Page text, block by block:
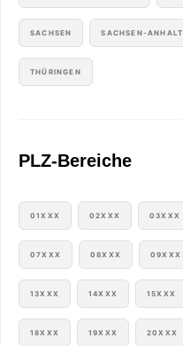
SACHSEN SACHSEN-ANHALT
THÜRINGEN
PLZ-Bereiche
01XXX 02XXX 03XXX
07XXX 08XXX 09XXX
13XXX 14XXX 15XXX
18XXX 19XXX 20XXX